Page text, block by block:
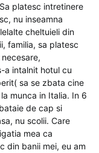
platesc intretinere
nu inseamna
cheltuieli din
familia, sa platesc
a intalnit hotul cu
sa se zbata cine
munca in Italia. In 6
de cap si
nu scolii. Care
mea ca
din banii mei, eu am